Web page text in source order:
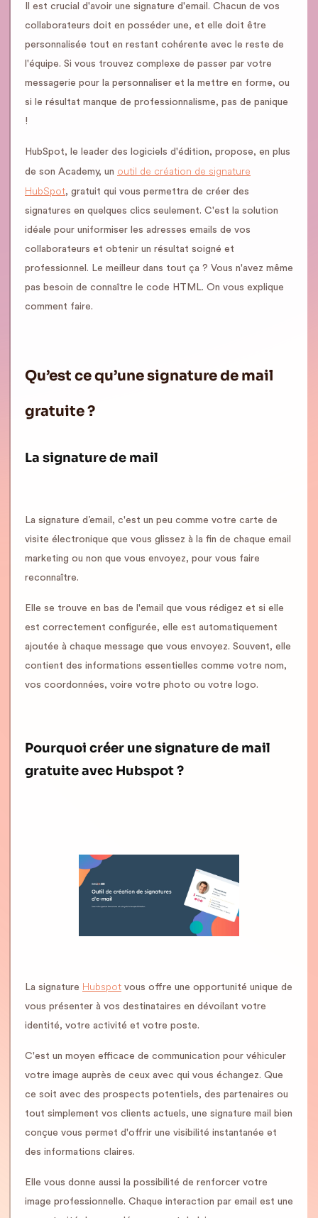
Il est crucial d'avoir une signature d'email. Chacun de vos
collaborateurs doit en posséder une, et elle doit être
personnalisée tout en restant cohérente avec le reste de
l'équipe. Si vous trouvez complexe de passer par votre
messagerie pour la personnaliser et la mettre en forme, ou
si le résultat manque de professionnalisme, pas de panique
!
HubSpot, le leader des logiciels d'édition, propose, en plus
de son Academy, un outil de création de signature
HubSpot, gratuit qui vous permettra de créer des
signatures en quelques clics seulement. C'est la solution
idéale pour uniformiser les adresses emails de vos
collaborateurs et obtenir un résultat soigné et
professionnel. Le meilleur dans tout ça ? Vous n'avez même
pas besoin de connaître le code HTML. On vous explique
comment faire.
Qu’est ce qu’une signature de mail
gratuite ?
La signature de mail
La signature d’email, c'est un peu comme votre carte de
visite électronique que vous glissez à la fin de chaque email
marketing ou non que vous envoyez, pour vous faire
reconnaître.
Elle se trouve en bas de l'email que vous rédigez et si elle
est correctement configurée, elle est automatiquement
ajoutée à chaque message que vous envoyez. Souvent, elle
contient des informations essentielles comme votre nom,
vos coordonnées, voire votre photo ou votre logo.
Pourquoi créer une signature de mail
gratuite avec Hubspot ?
La signature Hubspot vous offre une opportunité unique de
vous présenter à vos destinataires en dévoilant votre
identité, votre activité et votre poste.
C'est un moyen efficace de communication pour véhiculer
votre image auprès de ceux avec qui vous échangez. Que
ce soit avec des prospects potentiels, des partenaires ou
tout simplement vos clients actuels, une signature mail bien
conçue vous permet d'offrir une visibilité instantanée et
des informations claires.
Elle vous donne aussi la possibilité de renforcer votre
image professionnelle. Chaque interaction par email est une